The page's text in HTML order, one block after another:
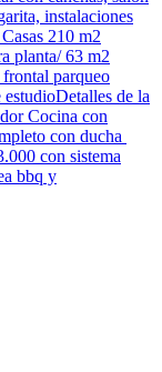
instalaciones
210 m2
planta/ 63 m2
parqueo
de la
Cocina con
con ducha
con sistema
bbq y